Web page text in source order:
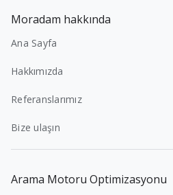
Moradam hakkında
Ana Sayfa
Hakkımızda
Referanslarımız
Bize ulaşın
Arama Motoru Optimizasyonu